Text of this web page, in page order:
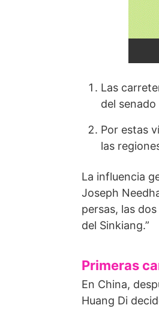
Las
del
Por estas
las
La influencia
Joseph
persas, las
del Sinkiang.”
Primeras
En China,
Huang Di